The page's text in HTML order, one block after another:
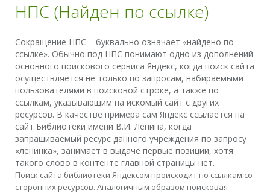
НПС (Найден по ссылке)
Сокращение НПС – буквально означает «найдено по
ссылке». Обычно под НПС понимают одно из дополнений
основного поискового сервиса Яндекс, когда поиск сайта
осуществляется не только по запросам, набираемыми
пользователями в поисковой строке, а также по
ссылкам, указывающим на искомый сайт с других
ресурсов. В качестве примера сам Яндекс ссылается на
сайт Библиотеки имени В.И. Ленина, когда
запрашиваемый ресурс данного учреждения по запросу
«ленинка», занимает в выдаче первые позиции, хотя
такого слово в контенте главной страницы нет.
Поиск сайта библиотеки Яндексом происходит по ссылкам со
сторонних ресурсов. Аналогичным образом поисковая